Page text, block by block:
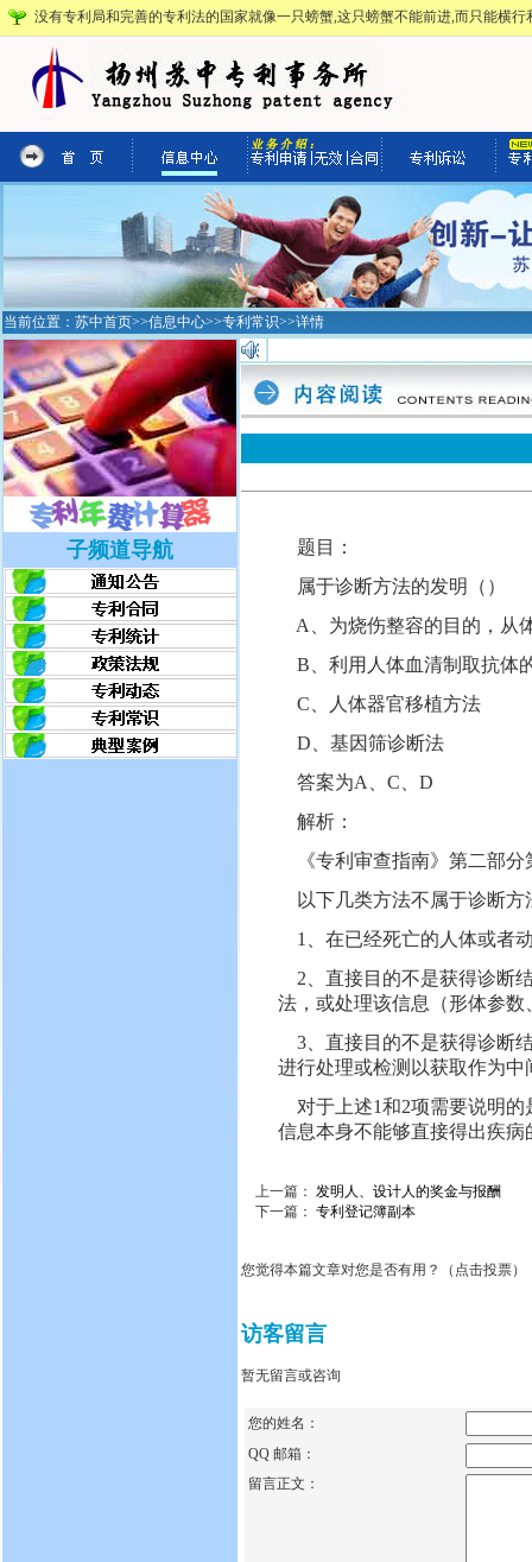
没有专利局和完善的专利法的国家就像一只螃蟹,这只螃蟹不能前进,而只能横
当前位置： 苏中首页>>信息中心>>专利常识>>详情
子频道导航
题目：
属于诊断方法的发明（）
A、为烧伤整容的目的，从
B、利用人体血清制取抗体
C、人体器官移植方法
D、基因筛诊断法
答案为A、C、D
解析：
《专利审查指南》第二部分
以下几类方法不属于诊断方
1、在已经死亡的人体或者
2、直接目的不是获得诊断
法，或处理该信息（形体参
3、直接目的不是获得诊断
进行处理或检测以获取作为
对于上述1和2项需要说明的
信息本身不能够直接得出疾
上一篇： 发明人、设计人的奖金与报酬
下一篇： 专利登记簿副本
您觉得本篇文章对您是否有用？（点击投票）
访客留言
暂无留言或咨询
您的姓名：
QQ 邮箱：
留言正文：